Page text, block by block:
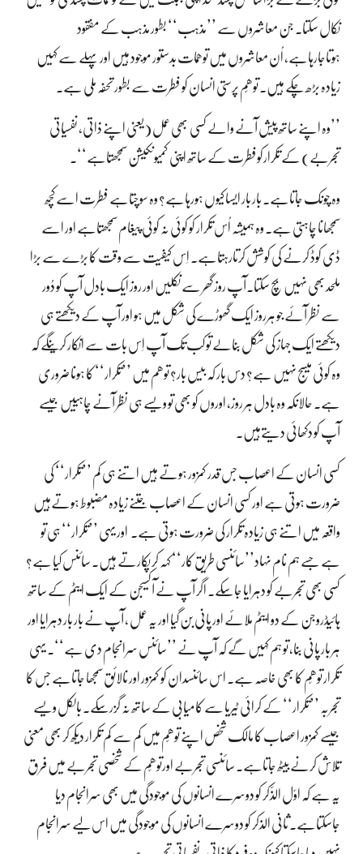
نکال سکتا۔ جن معاشروں سے ’’مذہب‘‘ بطور مذہب کے مفقود
ہوتاجارہاہے، اُن معاشروں میں توھّمات بدستور موجود ہیں اور پہلے سے کہیں
زیادہ بڑھ چکے ہیں۔ توھّم پرستی انسان کو فطرت سے بطور تحفہ ملی ہے۔
’’وہ اپنے ساتھ پیش آنے والے کسی بھی عمل (یعنی اپنے ذاتی، نفسیاتی
تجربے) کے تکرارکوفطرت کے ساتھ اپنی کمیونکیشن سمجھتاہے‘‘۔
وہ چونک جاتاہے۔ بار بار ایسا کیوں ہورہاہے؟ وہ سوچتاہے فطرت اسے کچھ
سمجھانا چاہتی ہے۔ وہ ہمیشہ اُس تکرار کو کوئی نہ کوئی پیغام سمجھتاہے اور اسے
ڈی کوڈ کرنے کی کوشش کرتارہتاہے۔ اِس کیفیت سے وقت کا بڑے سے بڑا
ملحد بھی نہیں بچ سکتا۔آپ روز گھر سے نکلیں اور روز ایک بادل آپ کو دُور
سے نظر آئے جو ہرروز ایک گھوڑے کی شکل میں ہو اور آپ کے دیکھتے ہی
دیکھتے ایک جہاز کی شکل بنالے تو کب تک آپ اِس بات سے انکار کرینگے کہ
وہ کوئی میسج نہیں ہے؟ دس بار کہ بیس بار؟ توھم میں ’’تکرار‘‘ کا ہونا ضروری
ہے۔ حالانکہ وہ بادل ہر روز، اوروں کو بھی تو ویسے ہی نظر آنے چاہییں جیسے
آپ کو دکھائی دیتےہیں۔
کسی انسان کے اعصاب جس قدر کمزور ہوتے ہیں اتنے ہی کم ’’تکرار‘‘ کی
ضرورت ہوتی ہے اور کسی انسان کے اعصاب جتنے زیادہ مضبوط ہوتےہیں
واقعہ میں اتنے ہی زیادہ تکرار کی ضرورت ہوتی ہے۔ اور یہی ’’تکرار‘‘ ہی تو
ہے جسے ہم نام نہاد’’سائنسی طریقِ کار‘‘ کہہ کر پکارتے ہیں۔ سائنس کیا ہے؟
کسی بھی تجربے کو دہرایا جاسکے۔ اگر آپ نے آکسیجن کے ایک ایٹم کے ساتھ
ہائیڈروجن کے دو ایٹم ملائے اور پانی بن گیا اور یہ عمل ، آپ نے بار بار دہرایا اور
ہر بار پانی بنا، تو ہم کہیں گے کہ آپ نے ’’سائنس سرانجام دی ہے‘‘۔ یہی
تکرار توھّم کا بھی خاصہ ہے۔ اس سائنسدان کو کمزور اور نالائق سمجھا جاتاہے جس کا
تجربہ ’’تکرار‘‘ کے کرائی ٹیریا سے کامیابی کے ساتھ نہ گزرسکے۔ بالکل ویسے
جیسے کمزور اعصاب کا مالک شخص اپنے توھّم میں کم سے کم تکرار دیکھ کر بھی معنی
تلاش کرنے بیٹھ جاتاہے۔ سائنسی تجربے اورتوھّم کے شخصی تجربے میں فرق
یہ ہے کہ اوّل الذّکر کو دوسرے انسانوں کی موجودگی میں بھی سرانجام دیا
جاسکتاہے۔ ثانی الذکر کو دوسرے انسانوں کی موجودگی میں اس لیے سرانجام